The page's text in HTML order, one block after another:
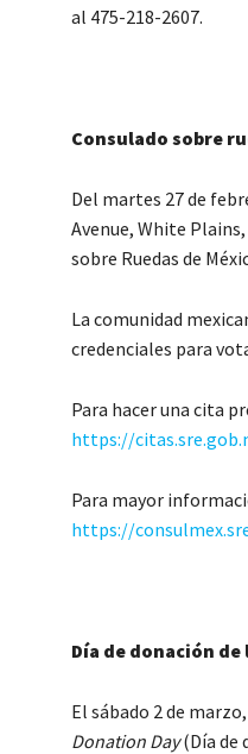
al 475-218-2607.
Consulado sobre
Del martes 27 de
Avenue, White
sobre Ruedas de
La comunidad
credenciales para
Para hacer una cita
https://
Para mayor
https://
Día de donación de
El sábado 2 de
Donation Day(Día de